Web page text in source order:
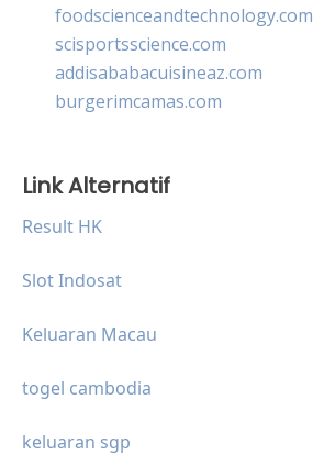
foodscienceandtechnology.com
scisportsscience.com
addisababacuisineaz.com
burgerimcamas.com
Link Alternatif
Result HK
Slot Indosat
Keluaran Macau
togel cambodia
keluaran sgp